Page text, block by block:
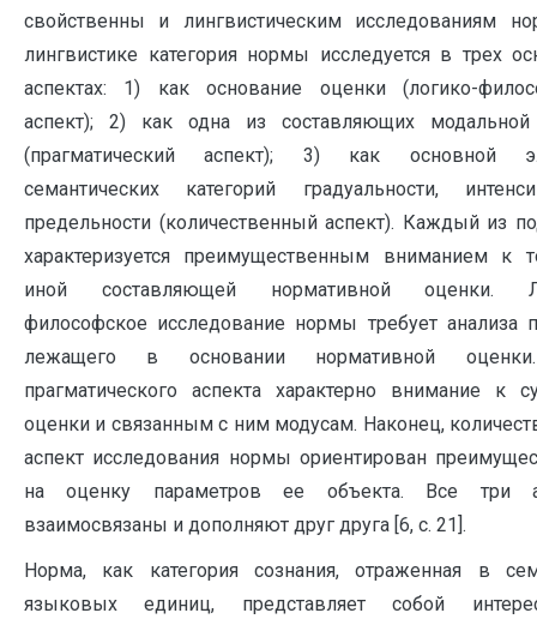
свойственны и лингвистическим исследованиям
лингвистике категория нормы исследуется в трех
аспектах: 1) как основание оценки (логико-
аспект); 2) как одна из составляющих
(прагматический аспект); 3) как основной
семантических категорий градуальности,
предельности (количественный аспект). Каждый из
характеризуется преимущественным вниманием к
иной составляющей нормативной оценки.
философское исследование нормы требует анализа
лежащего в основании нормативной
прагматического аспекта характерно внимание к
оценки и связанным с ним модусам. Наконец,
аспект исследования нормы ориентирован
на оценку параметров ее объекта. Все три
взаимосвязаны и дополняют друг друга [6, с. 21].
Норма, как категория сознания, отраженная в
языковых единиц, представляет собой